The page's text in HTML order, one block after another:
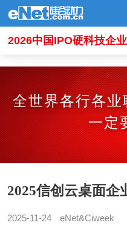
2026中国IPO硬科技企
全世界各行各
一定
2025信创云桌面企
2025-11-24 eNet&Ciweek